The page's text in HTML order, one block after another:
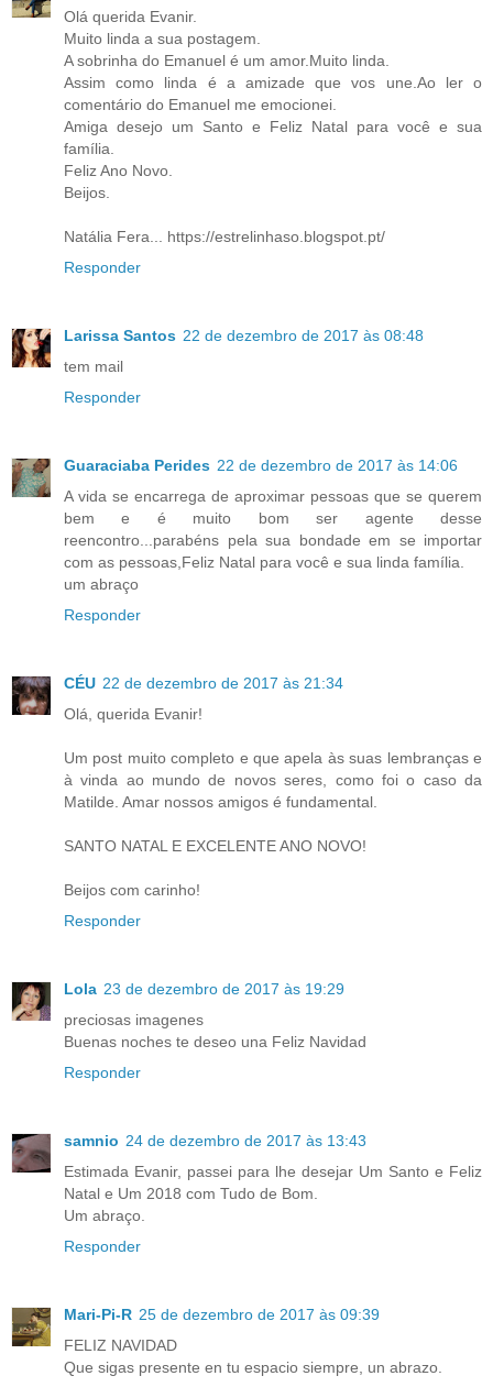
Olá querida Evanir.
Muito linda a sua postagem.
A sobrinha do Emanuel é um amor.Muito linda.
Assim como linda é a amizade que vos une.Ao ler o
comentário do Emanuel me emocionei.
Amiga desejo um Santo e Feliz Natal para você e sua
família.
Feliz Ano Novo.
Beijos.
Natália Fera... https://estrelinhaso.blogspot.pt/
Responder
Larissa Santos 22 de dezembro de 2017 às 08:48
tem mail
Responder
Guaraciaba Perides 22 de dezembro de 2017 às 14:06
A vida se encarrega de aproximar pessoas que se querem
bem e é muito bom ser agente desse
reencontro...parabéns pela sua bondade em se importar
com as pessoas,Feliz Natal para você e sua linda família.
um abraço
Responder
CÉU 22 de dezembro de 2017 às 21:34
Olá, querida Evanir!
Um post muito completo e que apela às suas lembranças e
à vinda ao mundo de novos seres, como foi o caso da
Matilde. Amar nossos amigos é fundamental.
SANTO NATAL E EXCELENTE ANO NOVO!
Beijos com carinho!
Responder
Lola 23 de dezembro de 2017 às 19:29
preciosas imagenes
Buenas noches te deseo una Feliz Navidad
Responder
samnio 24 de dezembro de 2017 às 13:43
Estimada Evanir, passei para lhe desejar Um Santo e Feliz
Natal e Um 2018 com Tudo de Bom.
Um abraço.
Responder
Mari-Pi-R 25 de dezembro de 2017 às 09:39
FELIZ NAVIDAD
Que sigas presente en tu espacio siempre, un abrazo.